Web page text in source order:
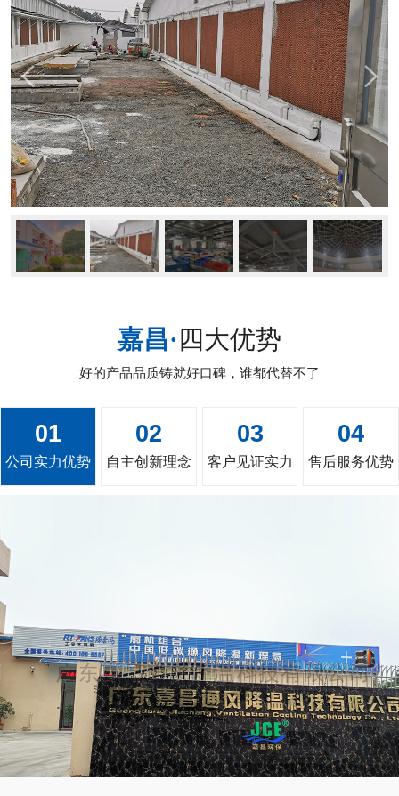
嘉昌·四大优势
好的产品品质铸就好口碑，谁都代替不了
01
公司实力优势
02
自主创新理念
03
客户见证实力
04
售后服务优势